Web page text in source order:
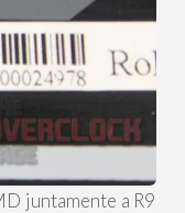
juntamente a R9